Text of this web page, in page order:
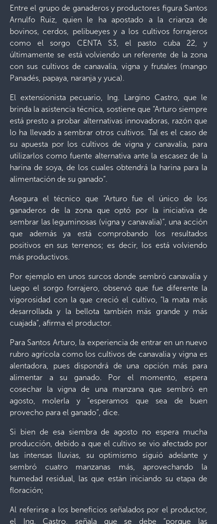
Entre el grupo de ganaderos y productores figura Santos
Arnulfo Ruiz, quien le ha apostado a la crianza de
bovinos, cerdos, pelibueyes y a los cultivos forrajeros
como el sorgo CENTA S3, el pasto cuba 22, y
últimamente se está volviendo un referente de la zona
con sus cultivos de canavalia, vigna y frutales (mango
Panadés, papaya, naranja y yuca).
El extensionista pecuario, Ing. Largino Castro, que le
brinda la asistencia técnica, sostiene que “Arturo siempre
está presto a probar alternativas innovadoras, razón que
lo ha llevado a sembrar otros cultivos. Tal es el caso de
su apuesta por los cultivos de vigna y canavalia, para
utilizarlos como fuente alternativa ante la escasez de la
harina de soya, de los cuales obtendrá la harina para la
alimentación de su ganado”.
Asegura el técnico que “Arturo fue el único de los
ganaderos de la zona que optó por la iniciativa de
sembrar las leguminosas (vigna y canavalia)”, una acción
que además ya está comprobando los resultados
positivos en sus terrenos; es decir, los está volviendo
más productivos.
Por ejemplo en unos surcos donde sembró canavalia y
luego el sorgo forrajero, observó que fue diferente la
vigorosidad con la que creció el cultivo, “la mata más
desarrollada y la bellota también más grande y más
cuajada”, afirma el productor.
Para Santos Arturo, la experiencia de entrar en un nuevo
rubro agrícola como los cultivos de canavalia y vigna es
alentadora, pues dispondrá de una opción más para
alimentar a su ganado. Por el momento, espera
cosechar la vigna de una manzana que sembró en
agosto, molerla y “esperamos que sea de buen
provecho para el ganado”, dice.
Si bien de esa siembra de agosto no espera mucha
producción, debido a que el cultivo se vio afectado por
las intensas lluvias, su optimismo siguió adelante y
sembró cuatro manzanas más, aprovechando la
humedad residual, las que están iniciando su etapa de
floración;
Al referirse a los beneficios señalados por el productor,
el Ing. Castro, señala que se debe “porque las